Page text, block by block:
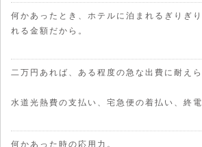
何かあったとき、ホテルに泊まれるぎりぎ
れる金額だから。
二万円あれば、ある程度の急な出費に耐え
水道光熱費の支払い、宅急便の着払い、終
何かあった時の応用力。